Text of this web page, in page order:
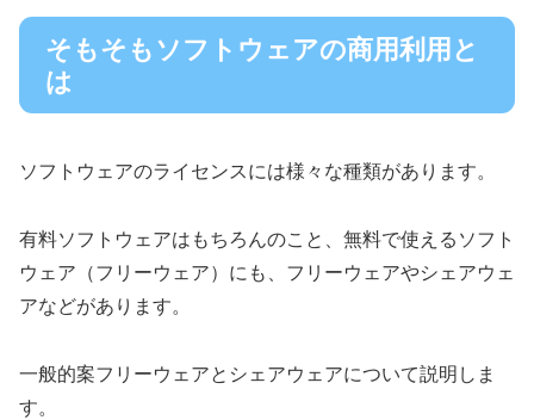
そもそもソフトウェアの商用利用と
は
ソフトウェアのライセンスには様々な種類があります。
有料ソフトウェアはもちろんのこと、無料で使えるソフト
ウェア（フリーウェア）にも、フリーウェアやシェアウェ
アなどがあります。
一般的案フリーウェアとシェアウェアについて説明しま
す。